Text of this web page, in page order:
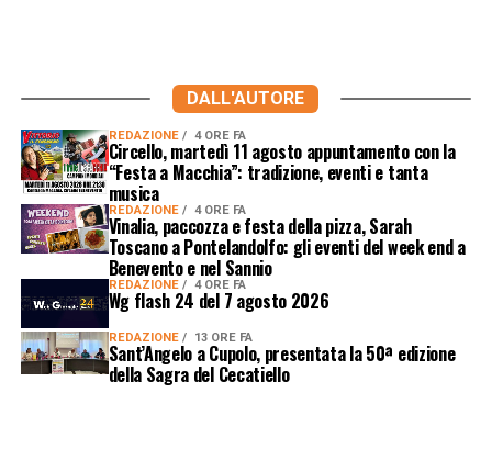
DALL'AUTORE
REDAZIONE 4 ORE FA
Circello, martedì 11 agosto appuntamento con la
“Festa a Macchia”: tradizione, eventi e tanta
musica
REDAZIONE 4 ORE FA
Vinalia, paccozza e festa della pizza, Sarah
Toscano a Pontelandolfo: gli eventi del week end a
Benevento e nel Sannio
REDAZIONE 4 ORE FA
Wg flash 24 del 7 agosto 2026
REDAZIONE 13 ORE FA
Sant’Angelo a Cupolo, presentata la 50ª edizione
della Sagra del Cecatiello